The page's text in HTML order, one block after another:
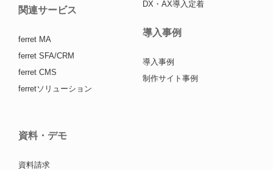
関連サービス
ferret MA
ferret SFA/CRM
ferret CMS
ferretソリューション
DX・AX導入定着
導入事例
導入事例
制作サイト事例
資料・デモ
資料請求